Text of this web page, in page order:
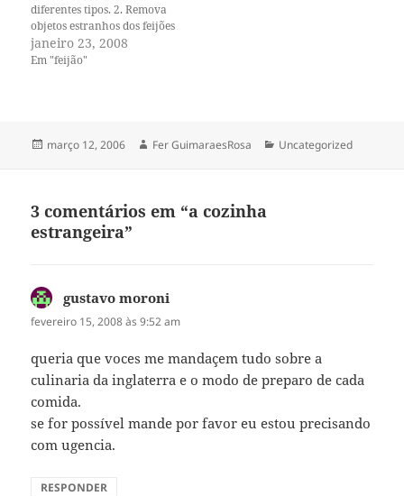
diferentes tipos. 2. Remova
objetos estranhos dos feijões
—pedras, galhinhos, folhas,
grãos quebrados, murchos,
refeições para poder calcular
o tempo…
janeiro 23, 2008
Em "feijão"
Publicado
março 12, 2006 Autor
Fer GuimaraesRosa Categorias
Uncategorized
3 comentários em “a cozinha
estrangeira”
gustavo moroni
fevereiro 15, 2008 às 9:52 am
queria que voces me mandaçem tudo sobre a
culinaria da inglaterra e o modo de preparo de cada
comida.
se for possível mande por favor eu estou precisando
com ugencia.
RESPONDER